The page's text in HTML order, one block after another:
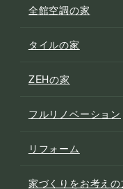
全館空調の家
タイルの家
ZEHの家
フルリノベーション
リフォーム
家づくりをお考え